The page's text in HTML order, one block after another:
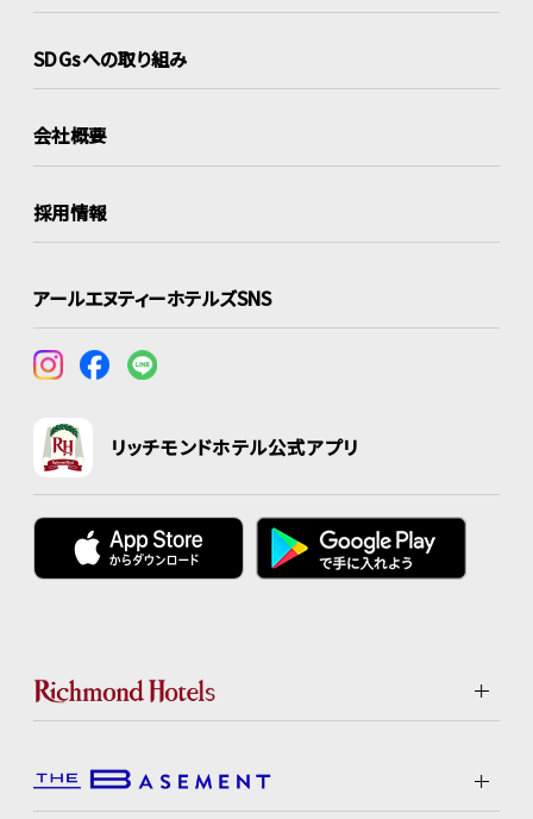
SDGsへの取り組み
会社概要
採用情報
アールエヌティーホテルズSNS
リッチモンドホテル公式アプリ